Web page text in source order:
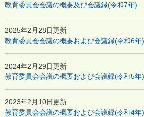
教育委員会会議の概要及び会議録(令和7年)
2025年2月28日更新
教育委員会会議の概要および会議録(令和6年)
2024年2月29日更新
教育委員会会議の概要および会議録(令和5年)
2023年2月10日更新
教育委員会会議の概要および会議録(令和4年)